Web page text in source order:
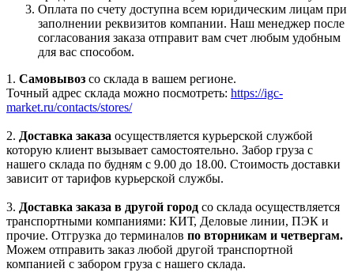
Оплата по счету доступна всем юридическим лицам при
заполнении реквизитов компании. Наш менеджер после
согласования заказа отправит вам счет любым удобным
для вас способом.
1. Самовывоз со склада в вашем регионе.
Точный адрес склада можно посмотреть: https://igc-
market.ru/contacts/stores/
2. Доставка заказа осуществляется курьерской службой
которую клиент вызывает самостоятельно. Забор груза с
нашего склада по будням с 9.00 до 18.00. Стоимость доставки
зависит от тарифов курьерской службы.
3. Доставка заказа в другой город со склада осуществляется
транспортными компаниями: КИТ, Деловые линии, ПЭК и
прочие. Отгрузка до терминалов по вторникам и четвергам.
Можем отправить заказ любой другой транспортной
компанией с забором груза с нашего склада.